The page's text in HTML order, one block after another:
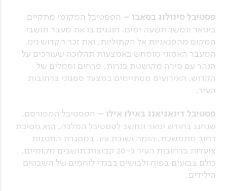
פסטיבל סינולוג בסאבו – הפסטיבל המקומי מתקיים
בינואר ונמשך תשעה ימים. חוגגים בו את מעבר תושבי
המקום מהפגאניות אל הקתוליות, ואת זכר הקדוש נינו.
המעבר האמוני מומחש באמצעות תהלוכה שעורכים על
הנהר עם סירה מקושטת בנרות, פרחים וסמלים של
הקדוש. האירועים מסתיימים במצעד ססגוני ברחובות
העיר.
פסטיבל דינאגיאנג באילו אילו – הפסטיבל המפורסם,
שנחגג בחודש ינואר ונחשב לפסטיבל המלכה, הוא מסיבת
רחוב מתמשכת, הומה ושובת עין. במסגרת החגיגות
צועדות ברחובות העיר כ-20 קבוצות תושבים מקומיים,
כולם צבועים בפיח ולבושים בבגדי לוחמים של השבטים
הילידים.